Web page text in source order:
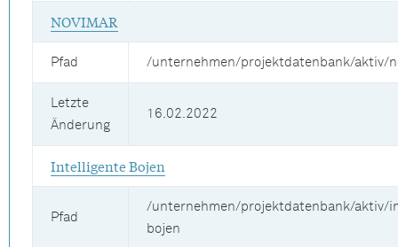
NOVIMAR
Pfad /unternehmen/projektdatenbank/aktiv/
Letzte
Änderung
16.02.2022
Intelligente Bojen
Pfad
/unternehmen/projektdatenbank/aktiv/
bojen